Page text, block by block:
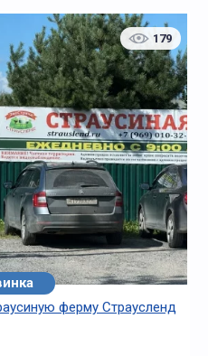
179
ферму Страусленд